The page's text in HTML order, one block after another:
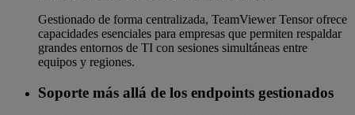
Gestionado de forma centralizada, TeamViewer Tensor ofrece
capacidades esenciales para empresas que permiten respaldar
grandes entornos de TI con sesiones simultáneas entre
equipos y regiones.
Soporte más allá de los endpoints gestionados